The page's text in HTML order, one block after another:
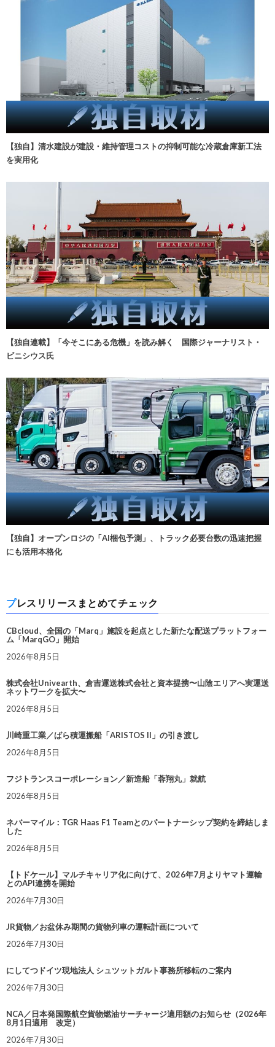
【独自】清水建設が建設・維持管理コストの抑制可能な冷蔵倉庫新工法
を実用化
【独自連載】「今そこにある危機」を読み解く 国際ジャーナリスト・
ビニシウス氏
【独自】オープンロジの「AI梱包予測」、トラック必要台数の迅速把握
にも活用本格化
プレスリリースまとめてチェック
CBcloud、全国の「Marq」施設を起点とした新たな配送プラットフォー
ム「MarqGO」開始
2026年8月5日
株式会社Univearth、倉吉運送株式会社と資本提携〜山陰エリアへ実運送
ネットワークを拡大〜
2026年8月5日
川崎重工業／ばら積運搬船「ARISTOS II」の引き渡し
2026年8月5日
フジトランスコーポレーション／新造船「蓉翔丸」就航
2026年8月5日
ネバーマイル：TGR Haas F1 Teamとのパートナーシップ契約を締結しま
した
2026年8月5日
【トドケール】マルチキャリア化に向けて、2026年7月よりヤマト運輸
とのAPI連携を開始
2026年7月30日
JR貨物／お盆休み期間の貨物列車の運転計画について
2026年7月30日
にしてつドイツ現地法人 シュツットガルト事務所移転のご案内
2026年7月30日
NCA／日本発国際航空貨物燃油サーチャージ適用額のお知らせ（2026年
8月1日適用 改定）
2026年7月30日